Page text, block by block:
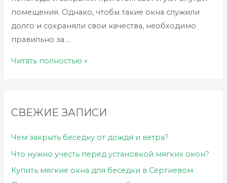
помещения. Однако, чтобы такие окна служили
долго и сохраняли свои качества, необходимо
правильно за …
Уход
что
знать
Читать полностью »
СВЕЖИЕ ЗАПИСИ
Чем закрыть беседку от дождя и ветра?
Что нужно учесть перед установкой мягких окон?
Купить мягкие окна для беседки в Сергиевом